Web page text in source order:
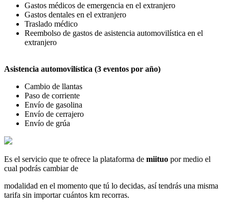
Gastos médicos de emergencia en el extranjero
Gastos dentales en el extranjero
Traslado médico
Reembolso de gastos de asistencia automovilística en el
extranjero
Asistencia automovilística (3 eventos por año)
Cambio de llantas
Paso de corriente
Envío de gasolina
Envío de cerrajero
Envío de grúa
Es el servicio que te ofrece la plataforma de miituo por medio el
cual podrás cambiar de
modalidad en el momento que tú lo decidas, así tendrás una misma
tarifa sin importar cuántos km recorras.